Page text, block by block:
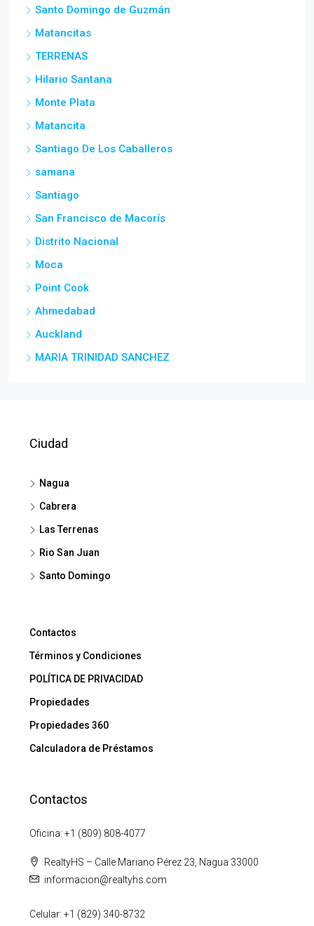
Santo Domingo de Guzmán
Matancitas
TERRENAS
Hilario Santana
Monte Plata
Matancita
Santiago De Los Caballeros
samana
Santiago
San Francisco de Macorís
Distrito Nacional
Moca
Point Cook
Ahmedabad
Auckland
MARIA TRINIDAD SANCHEZ
Ciudad
Nagua
Cabrera
Las Terrenas
Rio San Juan
Santo Domingo
Contactos
Términos y Condiciones
POLÍTICA DE PRIVACIDAD
Propiedades
Propiedades 360
Calculadora de Préstamos
Contactos
Oficina: +1 (809) 808-4077
RealtyHS – Calle Mariano Pérez 23, Nagua 33000
informacion@realtyhs.com
Celular: +1 (829) 340-8732